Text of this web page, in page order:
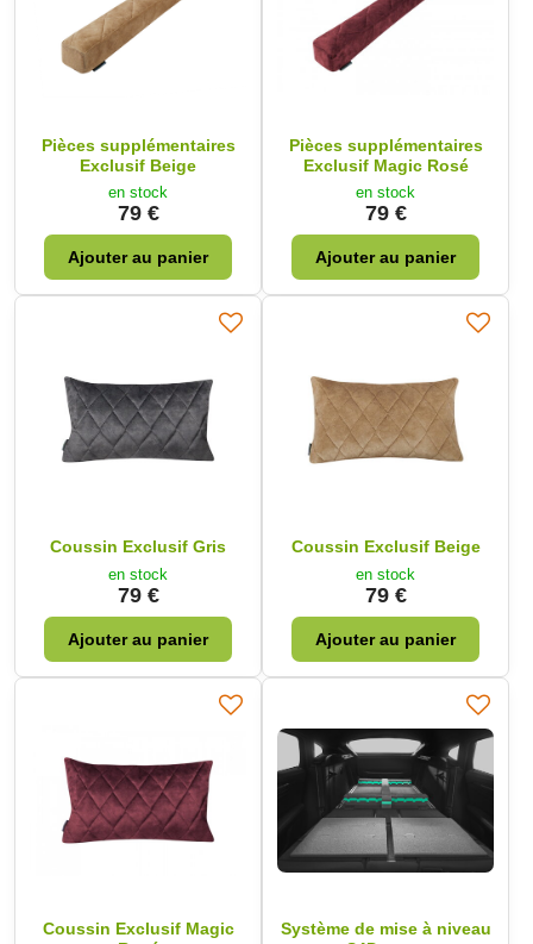
Pièces supplémentaires
Exclusif Beige
en stock
79 €
Ajouter au panier
Pièces supplémentaires
Exclusif Magic Rosé
en stock
79 €
Ajouter au panier
Coussin Exclusif Gris
en stock
79 €
Ajouter au panier
Coussin Exclusif Beige
en stock
79 €
Ajouter au panier
Coussin Exclusif Magic
Système de mise à niveau